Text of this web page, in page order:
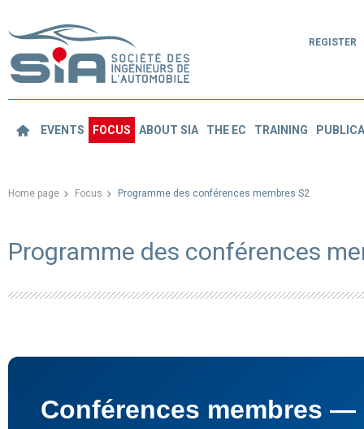
REGISTER
EVENTS FOCUS ABOUT SIA THE EC TRAINING
Home page Focus Programme des conférences membres S2
Programme des conférences
Conférences membres —